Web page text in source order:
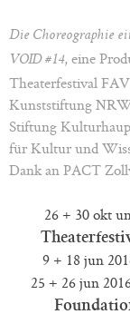
Die Choreographie
VOID #14, eine
Theaterfestival
Kunststiftung
Stiftung
für Kultur und
Dank an PACT
26 + 30 okt
9 + 18 jun
25 + 26 jun